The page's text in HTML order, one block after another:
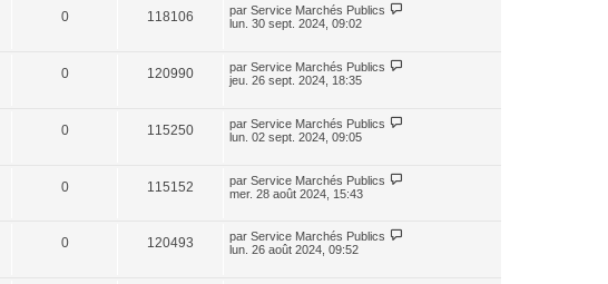
0 118106 par Service Marchés Publics
lun. 30 sept. 2024, 09:02
0 120990 par Service Marchés Publics
jeu. 26 sept. 2024, 18:35
0 115250 par Service Marchés Publics
lun. 02 sept. 2024, 09:05
0 115152 par Service Marchés Publics
mer. 28 août 2024, 15:43
0 120493 par Service Marchés Publics
lun. 26 août 2024, 09:52